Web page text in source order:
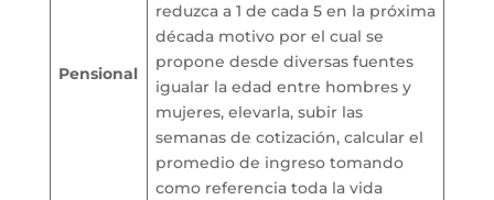
Pensional
reduzca a 1 de cada 5 en la próxima
década motivo por el cual se
propone desde diversas fuentes
igualar la edad entre hombres y
mujeres, elevarla, subir las
semanas de cotización, calcular el
promedio de ingreso tomando
como referencia toda la vida